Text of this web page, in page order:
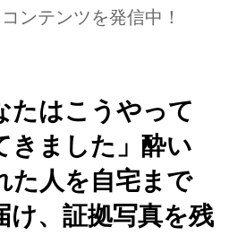
ンテンツを発信中！
たはこうやって
きました」酔い
た人を自宅まで
け、証拠写真を残